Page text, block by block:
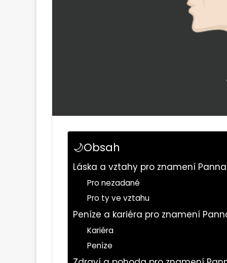
🌙Obsah
Láska a vztahy pro znamení
Pro nezadané
Pro ty ve vztahu
Peníze a kariéra pro znamení
Kariéra
Peníze